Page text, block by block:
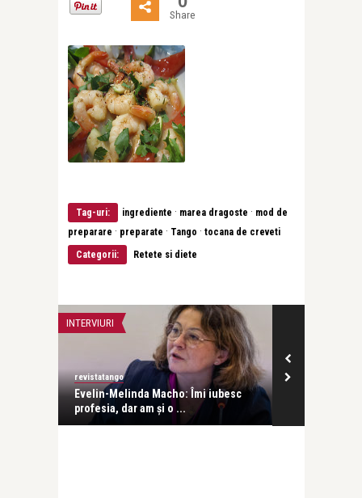
Share
Tag-uri: ingrediente · marea dragoste · mod de
preparare · preparate · Tango · tocana de creveti
Categorii:
Retete si diete
INTERVIURI
revistatango
Evelin-Melinda Macho: Îmi iubesc
profesia, dar am și o ...